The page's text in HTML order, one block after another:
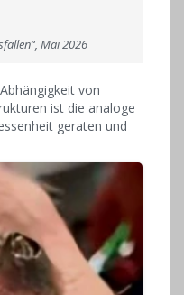
Mai 2026
von
ist die analoge
geraten und